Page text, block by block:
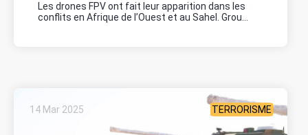
Les drones FPV ont fait leur apparition dans les
conflits en Afrique de l’Ouest et au Sahel. Grou...
TERRORISME
14 Mar 2025